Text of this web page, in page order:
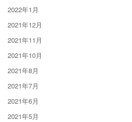
2022年1月
2021年12月
2021年11月
2021年10月
2021年8月
2021年7月
2021年6月
2021年5月